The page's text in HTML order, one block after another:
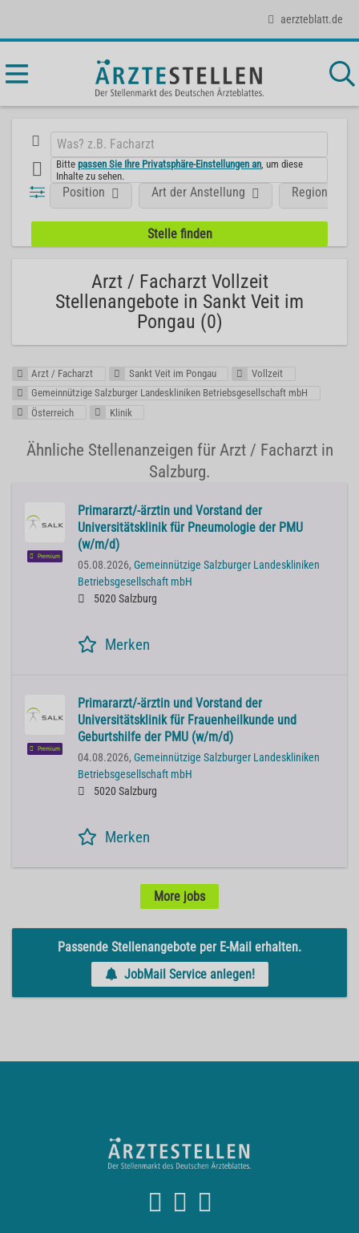
aerzteblatt.de
Bittepassen Sie Ihre Privatsphäre-Einstellungen an , um diese
Inhalte zu sehen.
Position Art der Anstellung Region
Arzt / Facharzt Vollzeit
Stellenangebote in Sankt Veit im
Pongau (0)
Arzt / Facharzt Sankt Veit im Pongau
Vollzeit
Gemeinnützige Salzburger Landeskliniken Betriebsgesellschaft mbH
Österreich
Klinik
Ähnliche Stellenanzeigen für Arzt / Facharzt in
Salzburg.
Premium
Primararzt/-ärztin und Vorstand der
Universitätsklinik für Pneumologie der PMU
(w/m/d)
05.08.2026, Gemeinnützige Salzburger Landeskliniken
Betriebsgesellschaft mbH
5020 Salzburg
Merken
Premium
Primararzt/-ärztin und Vorstand der
Universitätsklinik für Frauenheilkunde und
Geburtshilfe der PMU (w/m/d)
04.08.2026, Gemeinnützige Salzburger Landeskliniken
Betriebsgesellschaft mbH
5020 Salzburg
Merken
More jobs
Passende Stellenangebote per E-Mail erhalten.
JobMail Service anlegen!